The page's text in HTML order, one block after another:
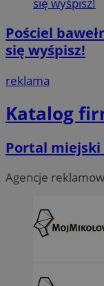
Pościel
się wyśpisz!
reklama
Katalog
Portal miejski
Agencje